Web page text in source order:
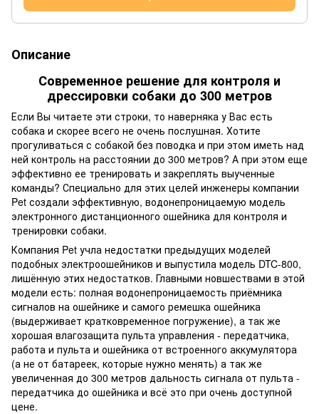
Описание
Современное решение для контроля и
дрессировки собаки до 300 метров
Если Вы читаете эти строки, то наверняка у Вас есть
собака и скорее всего не очень послушная. Хотите
прогуливаться с собакой без поводка и при этом иметь над
ней контроль на расстоянии до 300 метров? А при этом еще
эффективно ее тренировать и закреплять выученные
команды? Специально для этих целей инженеры компании
Pet создали эффективную, водонепроницаемую модель
электронного дистанционного ошейника для контроля и
тренировки собаки.
Компания Pet учла недостатки предыдущих моделей
подобных электроошейников и выпустила модель DTC-800,
лишённую этих недостатков. Главными новшествами в этой
модели есть: полная водонепроницаемость приёмника
сигналов на ошейнике и самого ремешка ошейника
(выдерживает кратковременное погружение), а так же
хорошая влагозащита пульта управления - передатчика,
работа и пульта и ошейника от встроенного аккумулятора
(а не от батареек, которые нужно менять) а так же
увеличенная до 300 метров дальность сигнала от пульта -
передатчика до ошейника и всё это при очень доступной
цене.